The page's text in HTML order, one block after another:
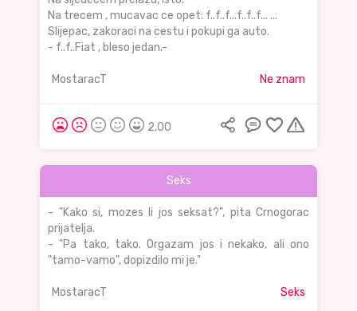
Na trecem , mucavac ce opet: f..f..f...f..f..f... ...
Slijepac, zakoraci na cestu i pokupi ga auto.
- f..f..Fiat , bleso jedan.-
MostaracT Ne znam
2,00
Seks
- "Kako si, mozes li jos seksat?", pita Crnogorac
prijatelja.
- "Pa tako, tako. Orgazam jos i nekako, ali ono
"tamo-vamo", dopizdilo mi je."
MostaracT Seks